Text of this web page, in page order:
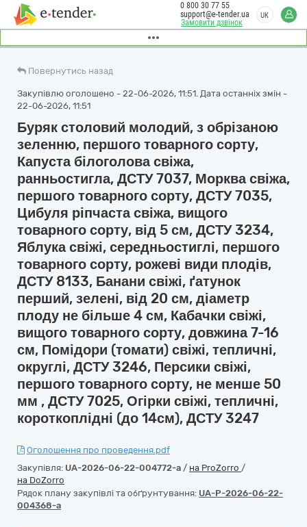
Замовити дзвінок
0 800 30 77 55
support@e-tender.ua
UK
Повернутись назад
Закупівлю оголошено - 22-06-2026, 11:51. Дата останніх змін -
22-06-2026, 11:51
Буряк столовий молодий, з обрізаною
зеленню, першого товарного сорту,
Капуста білоголова свіжа,
ранньостигла, ДСТУ 7037, Морква свіжа,
першого товарного сорту, ДСТУ 7035,
Цибуля ріпчаста свіжа, вищого
товарного сорту, від 5 см, ДСТУ 3234,
Яблука свіжі, середньостиглі, першого
товарного сорту, рожеві види плодів,
ДСТУ 8133, Банани свіжі, ґатунок
перший, зелені, від 20 см, діаметр
плоду не більше 4 см, Кабачки свіжі,
вищого товарного сорту, довжина 7-16
см, Помідори (томати) свіжі, тепличні,
округлі, ДСТУ 3246, Персики свіжі,
першого товарного сорту, не менше 50
мм , ДСТУ 7025, Огірки свіжі, тепличні,
короткоплідні (до 14см), ДСТУ 3247
Оголошення про проведення.pdf
Закупівля: UA-2026-06-22-004772-a / на ProZorro /
на DoZorro
Рядок плану закупівлі та обґрунтування: UA-P-2026-06-22-
004368-a